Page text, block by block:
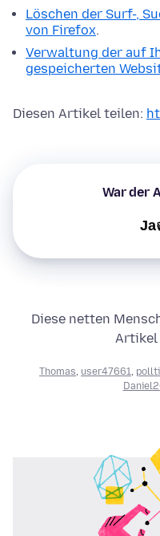
Löschen der Surf-,
von Firefox.
Verwaltung der auf
gespeicherten
Diesen Artikel teilen:
War der
Diese netten
Artikel
Thomas user47661 pollti